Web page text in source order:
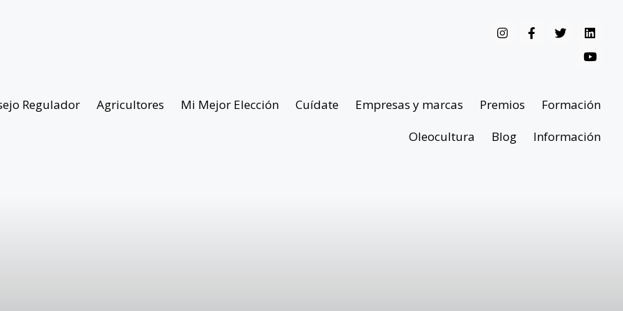
Regulador Agricultores Mi Mejor Elección Cuídate Empresas y marcas Premios
Formación
Oleocultura
Blog Información